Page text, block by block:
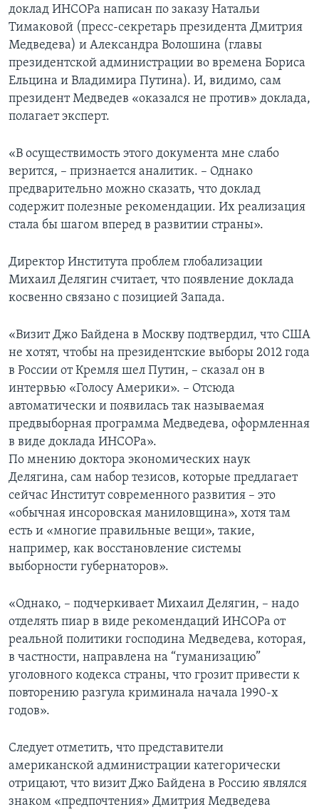
доклад ИНСОРа написан по заказу Натальи
Тимаковой (пресс-секретарь президента Дмитрия
Медведева) и Александра Волошина (главы
президентской администрации во времена Бориса
Ельцина и Владимира Путина). И, видимо, сам
президент Медведев «оказался не против» доклада,
полагает эксперт.
«В осуществимость этого документа мне слабо
верится, – признается аналитик. – Однако
предварительно можно сказать, что доклад
содержит полезные рекомендации. Их реализация
стала бы шагом вперед в развитии страны».
Директор Института проблем глобализации
Михаил Делягин считает, что появление доклада
косвенно связано с позицией Запада.
«Визит Джо Байдена в Москву подтвердил, что США
не хотят, чтобы на президентские выборы 2012 года
в России от Кремля шел Путин, – сказал он в
интервью «Голосу Америки». – Отсюда
автоматически и появилась так называемая
предвыборная программа Медведева, оформленная
в виде доклада ИНСОРа».
По мнению доктора экономических наук
Делягина, сам набор тезисов, которые предлагает
сейчас Институт современного развития – это
«обычная инсоровская маниловщина», хотя там
есть и «многие правильные вещи», такие,
например, как восстановление системы
выборности губернаторов».
«Однако, – подчеркивает Михаил Делягин, – надо
отделять пиар в виде рекомендаций ИНСОРа от
реальной политики господина Медведева, которая,
в частности, направлена на “гуманизацию”
уголовного кодекса страны, что грозит привести к
повторению разгула криминала начала 1990-х
годов».
Следует отметить, что представители
американской администрации категорически
отрицают, что визит Джо Байдена в Россию являлся
знаком «предпочтения» Дмитрия Медведева